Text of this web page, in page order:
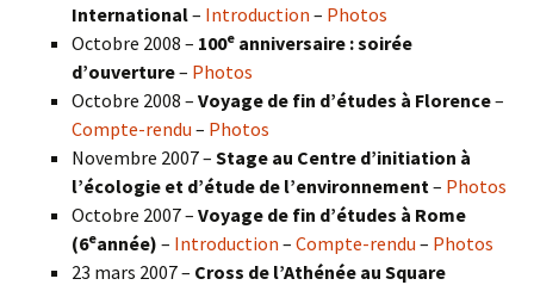
International– Introduction – Photos
Octobre 2008 – 100e anniversaire : soirée
d’ouverture– Photos
Octobre 2008 – Voyage de fin d’études à Florence–
Compte-rendu – Photos
Novembre 2007 – Stage au Centre d’initiation à
l’écologie et d’étude de l’environnement – Photos
Octobre 2007 – Voyage de fin d’études à Rome
(6eannée) – Introduction – Compte-rendu – Photos
23 mars 2007 – Cross de l’Athénée au Square